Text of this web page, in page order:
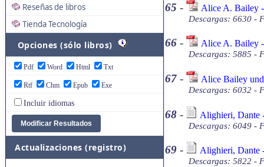
Reseñas de libros
Tienda Tecnología
Opciones (sólo libros)
Pdf Word Html Txt
Rtf Chm Epub Exe
Incluir idiomas
Actualizaciones (registro)
65 - Alice A. Bailey
Descargas: 6630 -
66 - Alice A. Bailey
Descargas: 5885 -
67 - Alice Bailey
Descargas: 6032 -
68 - Alighieri, Dante
Descargas: 6049 -
69 - Alighieri, Dante
Descargas: 5822 -